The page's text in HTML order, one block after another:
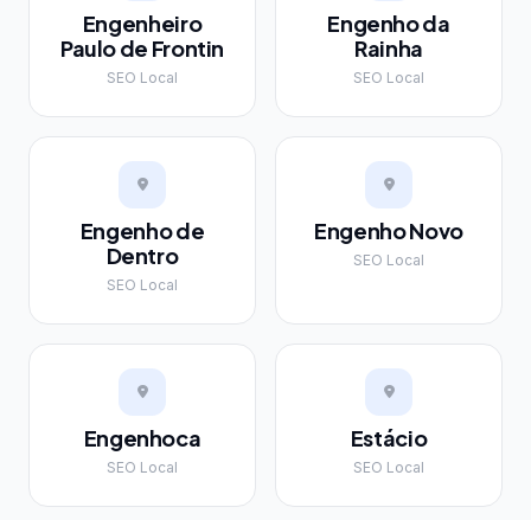
Engenheiro
Paulo de Frontin
SEO Local
Engenho da
Rainha
SEO Local
Engenho de
Dentro
SEO Local
Engenho Novo
SEO Local
Engenhoca
SEO Local
Estácio
SEO Local